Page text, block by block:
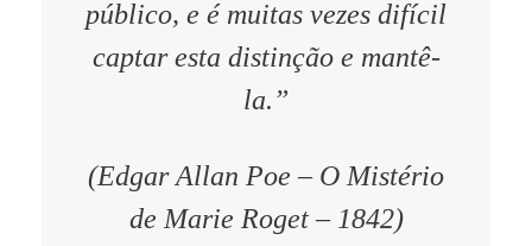
público, e é muitas vezes difícil
captar esta distinção e mantê-
la.”
(Edgar Allan Poe – O Mistério
de Marie Roget – 1842)